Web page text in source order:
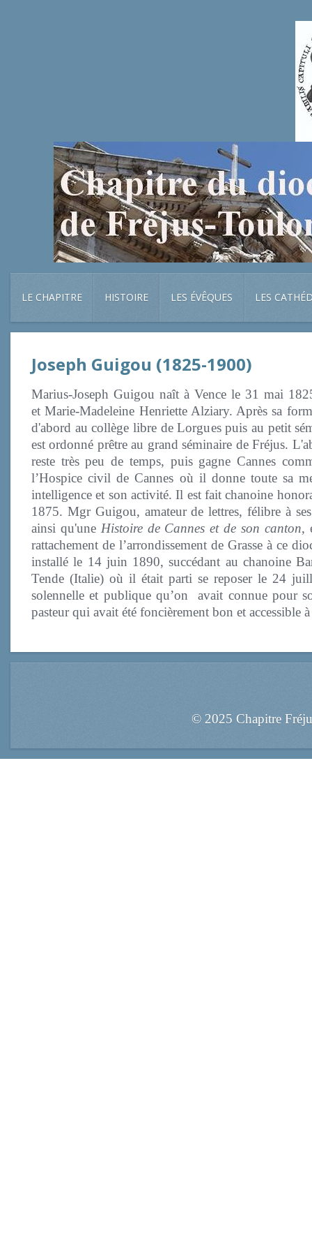
LE CHAPITRE HISTOIRE LES ÉVÊQUES LES
Joseph Guigou (1825-1900)
Marius-Joseph Guigou naît à Vence le 31 mai
et Marie-Madeleine Henriette Alziary. Après sa
d'abord au collège libre de Lorgues puis au petit
est ordonné prêtre au grand séminaire de Fréjus.
reste très peu de temps, puis gagne Cannes
l’Hospice civil de Cannes où il donne toute sa
intelligence et son activité. Il est fait chanoine
1875. Mgr Guigou, amateur de lettres, félibre à
ainsi qu'une Histoire de Cannes et de son canton,
rattachement de l’arrondissement de Grasse à ce
installé le 14 juin 1890, succédant au chanoine
Tende (Italie) où il était parti se reposer le 24
solennelle et publique qu’on avait connue pour
pasteur qui avait été foncièrement bon et accessible
© 2025 Chapitre